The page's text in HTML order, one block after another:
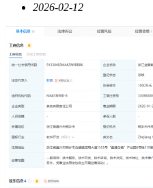
2026-02-12